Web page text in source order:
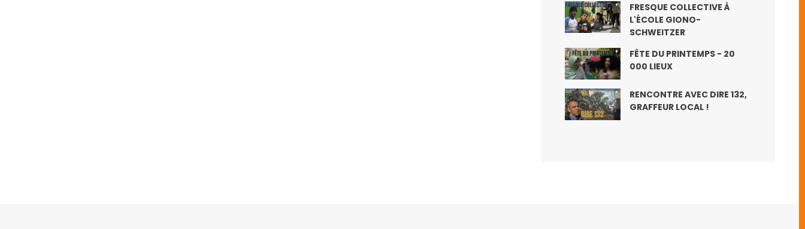
FRESQUE COLLECTIVE À
L'ÉCOLE GIONO-
SCHWEITZER
FÊTE DU PRINTEMPS - 20
000 LIEUX
RENCONTRE AVEC DIRE 132,
GRAFFEUR LOCAL !